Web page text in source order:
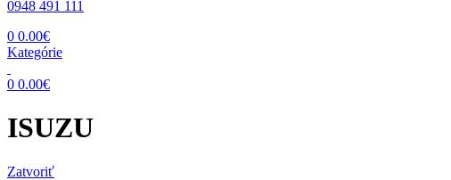
0948 491 111
0 0.00€
Kategórie
0 0.00€
ISUZU
Zatvoriť